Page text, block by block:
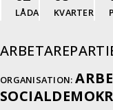
LÅDA KVARTER
ORGANISATION: